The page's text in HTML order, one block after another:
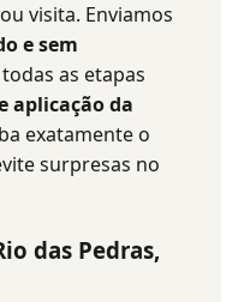
visita. Enviamos
e sem
as etapas
aplicação da
exatamente o
surpresas no
das Pedras,